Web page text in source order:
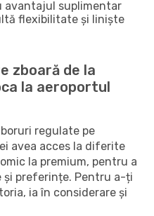
avantajul suplimentar
flexibilitate și liniște
zboară de la
la aeroportul
regulate pe
avea acces la diferite
la premium, pentru a
preferințe. Pentru a-ți
ia în considerare și